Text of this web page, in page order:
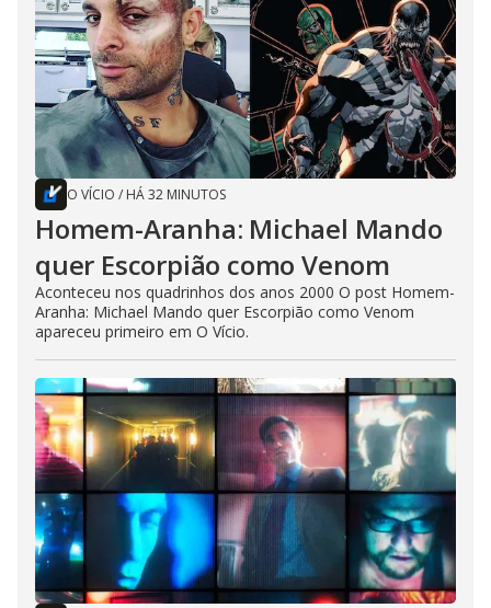
O VÍCIO / HÁ 32 MINUTOS
Homem-Aranha: Michael Mando
quer Escorpião como Venom
Aconteceu nos quadrinhos dos anos 2000 O post Homem-
Aranha: Michael Mando quer Escorpião como Venom
apareceu primeiro em O Vício.